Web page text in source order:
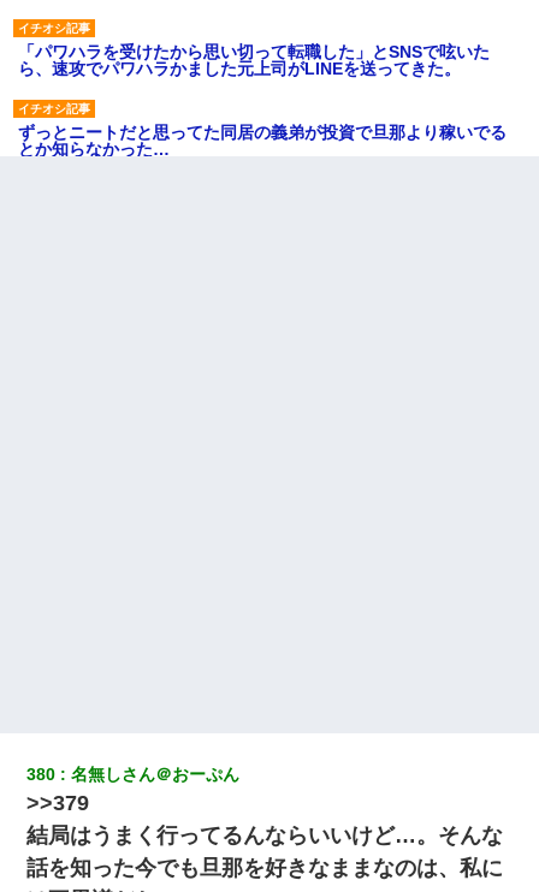
「パワハラを受けたから思い切って転職した」とSNSで呟いた
ら、速攻でパワハラかました元上司がLINEを送ってきた。
ずっとニートだと思ってた同居の義弟が投資で旦那より稼いでる
とか知らなかった…
【身体で払わせて】女友達「ごめん、何も言わずにお金貸してく
ださい……」俺「いいよ！いくら？」女友達「10万円ぐら
い……」俺「ほい！10万！」→
380 名無しさん＠おーぷん
>>379
結局はうまく行ってるんならいいけど…。そんな
話を知った今でも旦那を好きなままなのは、私に